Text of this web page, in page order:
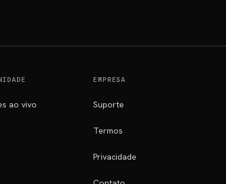
ao vivo
EMPRESA
Suporte
Termos
Privacidade